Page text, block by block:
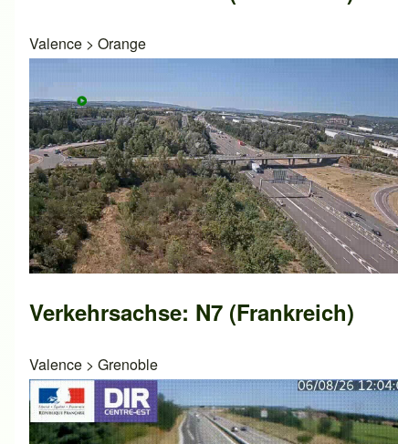
Valence > Orange
Verkehrsachse: N7 (Frankreich)
Valence > Grenoble